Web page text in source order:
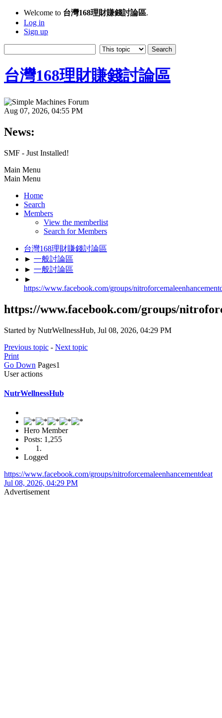
Welcome to 台灣168理財賺錢討論區.
Log in
Sign up
台灣168理財賺錢討論區
Aug 07, 2026, 04:55 PM
News:
SMF - Just Installed!
Main Menu
Main Menu
Home
Search
Members
View the memberlist
Search for Members
台灣168理財賺錢討論區
► 一般討論區
► 一般討論區
►
https://www.facebook.com/groups/
https://www.facebook.com/groups/
Started by NutrWellnessHub, Jul 08, 2026, 04:29 PM
Previous topic - Next topic
Print
Go Down Pages1
User actions
NutrWellnessHub
Hero Member
Posts: 1,255
Logged
https://www.facebook.com/groups/nitroforcemaleenhancementdeat
Jul 08, 2026, 04:29 PM
Advertisement